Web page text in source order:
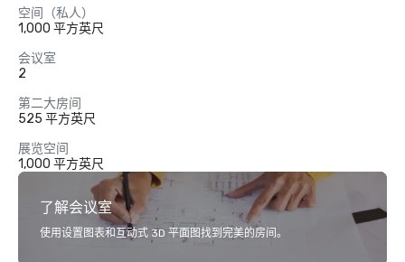
空间（私人）
1,000 平方英尺
会议室
2
第二大房间
525 平方英尺
展览空间
1,000 平方英尺
了解会议室
使用设置图表和互动式 3D 平面图找到完美的房间。